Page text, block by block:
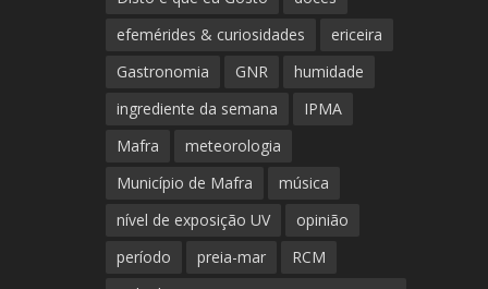
efemérides & curiosidades
ericeira
Gastronomia
GNR
humidade
ingrediente da semana
IPMA
Mafra
meteorologia
Município de Mafra
música
nível de exposição UV
opinião
período
preia-mar
RCM